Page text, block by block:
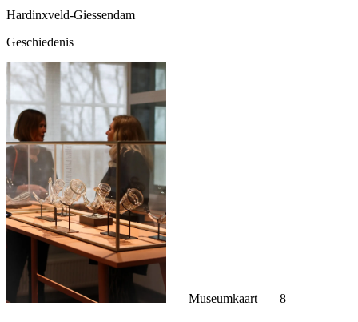
Hardinxveld-Giessendam
Geschiedenis
Museumkaart 8